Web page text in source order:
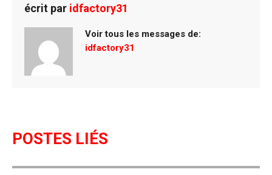
b
o
o
k
er es
t
er
écrit par idfactory31
Voir tous les messages de:
idfactory31
POSTES LIÉS